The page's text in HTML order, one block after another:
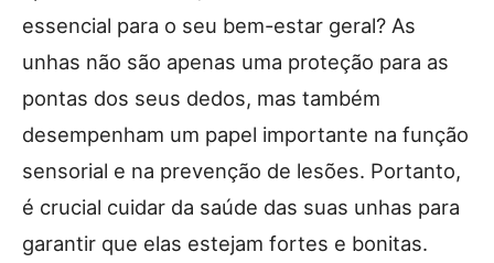
essencial para o seu bem-estar geral? As
unhas não são apenas uma proteção para as
pontas dos seus dedos, mas também
desempenham um papel importante na função
sensorial e na prevenção de lesões. Portanto,
é crucial cuidar da saúde das suas unhas para
garantir que elas estejam fortes e bonitas.